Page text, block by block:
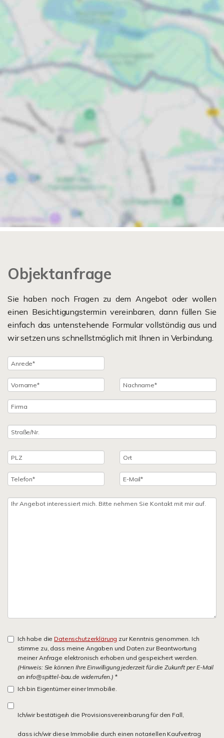
Objektanfrage
Sie haben noch Fragen zu dem Angebot oder wollen
einen Besichtigungstermin vereinbaren, dann füllen Sie
einfach das untenstehende Formular vollständig aus und
wir setzen uns schnellstmöglich mit Ihnen in Verbindung.
Ich habe die Datenschutzerklärung zur Kenntnis genommen. Ich
stimme zu, dass meine Angaben und Daten zur Beantwortung
meiner Anfrage elektronisch erhoben und gespeichert werden.
(Hinweis: Sie können Ihre Einwilligung jederzeit für die Zukunft per E-Mail
an info@spittel-bau.de widerrufen.) *
Ich bin Eigentümer einer Immobilie.
Ich/wir bestätige/n die Provisionsvereinbarung für den Fall,
dass ich/wir diese Immobilie durch einen notariellen Kaufvertrag